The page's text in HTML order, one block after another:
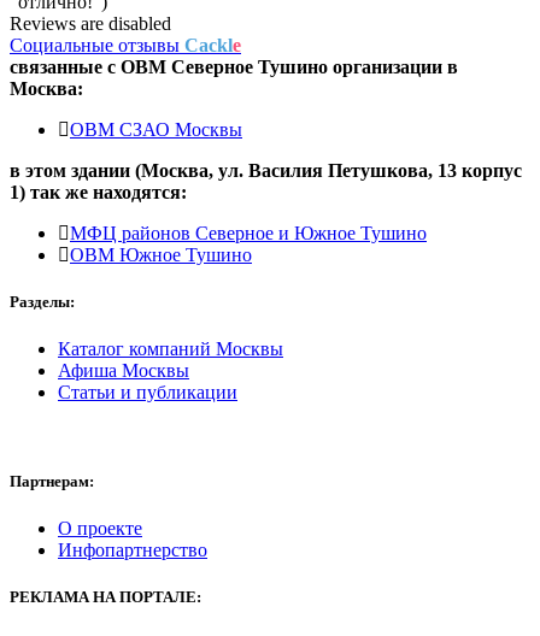
Reviews are disabled
Социальные отзывы Cackle
связанные с ОВМ Северное Тушино организации в
Москва:
ОВМ СЗАО Москвы
в этом здании (Москва, ул. Василия Петушкова, 13 корпус
1) так же находятся:
МФЦ районов Северное и Южное Тушино
ОВМ Южное Тушино
Разделы:
Каталог компаний Москвы
Афиша Москвы
Статьи и публикации
Партнерам:
О проекте
Инфопартнерство
РЕКЛАМА НА ПОРТАЛЕ: